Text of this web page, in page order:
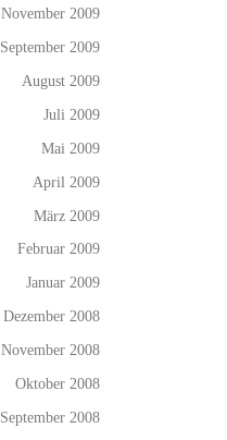
November 2009
September 2009
August 2009
Juli 2009
Mai 2009
April 2009
März 2009
Februar 2009
Januar 2009
Dezember 2008
November 2008
Oktober 2008
September 2008